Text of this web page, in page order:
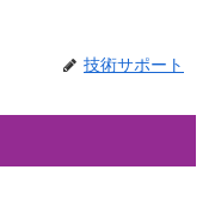
技術サポート